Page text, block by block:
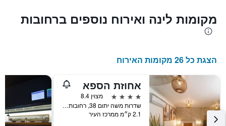
מקומות לינה ואירוח נוספים ברחובות
הצגת כל 26 מקומות האירוח
אחוזת הספא
4 כוכבים
מצוין 8.4
שדרות משה יתום 38, רחובות, HaMerkaz (Central), ישראל
2.1 ק״מ ממרכז העיר